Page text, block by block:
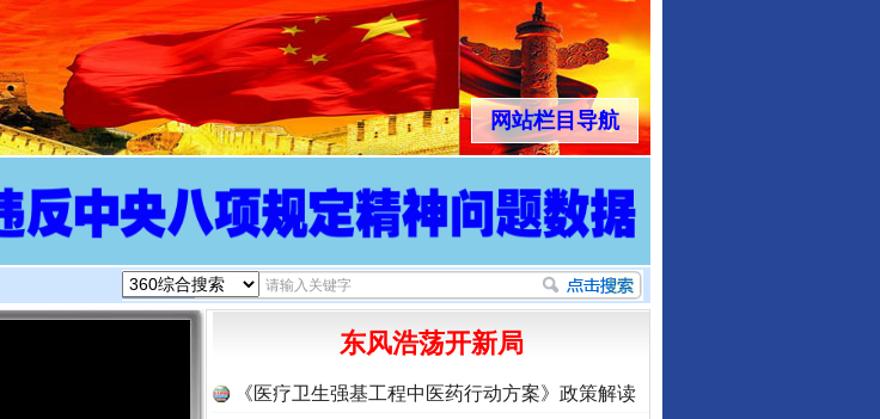
网站栏目导航
东风浩荡开新局
《医疗卫生强基工程中医药行动方案》政策解读